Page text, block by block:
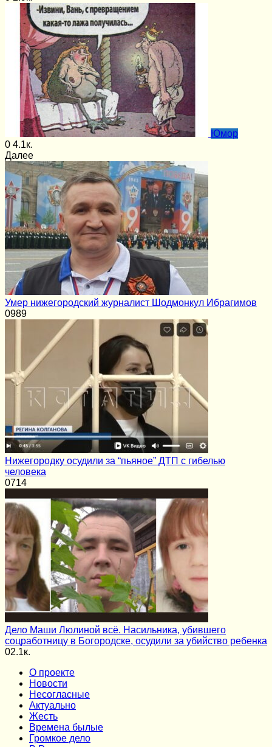
Юмор
0 4.1к.
Далее
Умер нижегородский журналист Шодмонкул Ибрагимов
0989
Нижегородку осудили за “пьяное” ДТП с гибелью
человека
0714
Дело Маши Люлиной всё. Насильника, убившего
соцработницу в Богородске, осудили за убийство ребенка
02.1к.
О проекте
Новости
Несогласные
Актуально
Жесть
Времена былые
Громкое дело